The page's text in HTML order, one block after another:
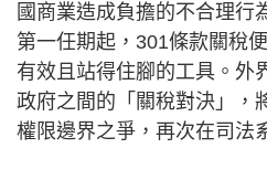
國商業造成負擔的不合理行
第一任期起，301條款關稅
有效且站得住腳的工具。外
政府之間的「關稅對決」，
權限邊界之爭，再次在司法